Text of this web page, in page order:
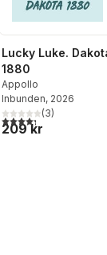
Lucky Luke.
1880
Appollo
Inbunden, 2026
4,3utav 5 stjärnor.
(3)
209 kr